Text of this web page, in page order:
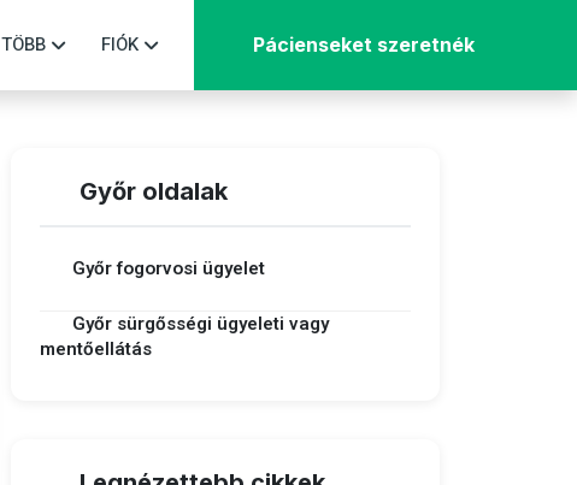
TÖBB FIÓK Pácienseket szeretnék
Győr oldalak
Győr fogorvosi ügyelet
Győr sürgősségi ügyeleti vagy
mentőellátás